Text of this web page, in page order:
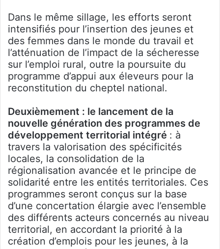
Dans le même sillage, les efforts seront
intensifiés pour l’insertion des jeunes et
des femmes dans le monde du travail et
l’atténuation de l’impact de la sécheresse
sur l’emploi rural, outre la poursuite du
programme d’appui aux éleveurs pour la
reconstitution du cheptel national.
Deuxièmement : le lancement de la
nouvelle génération des programmes de
développement territorial intégré : à
travers la valorisation des spécificités
locales, la consolidation de la
régionalisation avancée et le principe de
solidarité entre les entités territoriales. Ces
programmes seront conçus sur la base
d’une concertation élargie avec l’ensemble
des différents acteurs concernés au niveau
territorial, en accordant la priorité à la
création d’emplois pour les jeunes, à la